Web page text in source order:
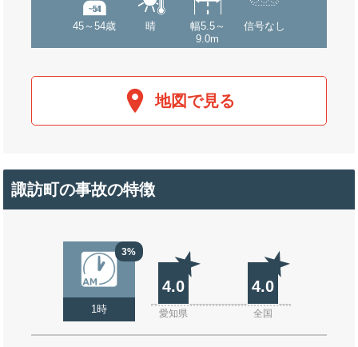
45～54歳 晴
幅5.5～
9.0m
信号なし
地図で見る
諏訪町の事故の特徴
3%
1時
4.0 4.0
愛知県 全国